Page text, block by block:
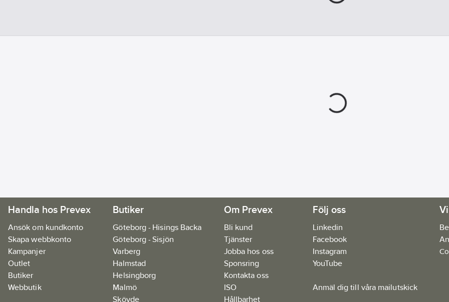
Handla hos Prevex
Ansök om kundkonto
Skapa webbkonto
Kampanjer
Outlet
Butiker
Webbutik
Butiker
Göteborg - Hisings Backa
Göteborg - Sisjön
Varberg
Halmstad
Helsingborg
Malmö
Skövde
Om Prevex
Bli kund
Tjänster
Jobba hos oss
Sponsring
Kontakta oss
ISO
Hållbarhet
Följ oss
Linkedin
Facebook
Instagram
YouTube
Anmäl dig till våra mailutskick